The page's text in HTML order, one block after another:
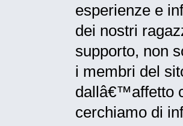
esperienze e
dei nostri
supporto, non
i membri del
dallâ€™affetto
cerchiamo di